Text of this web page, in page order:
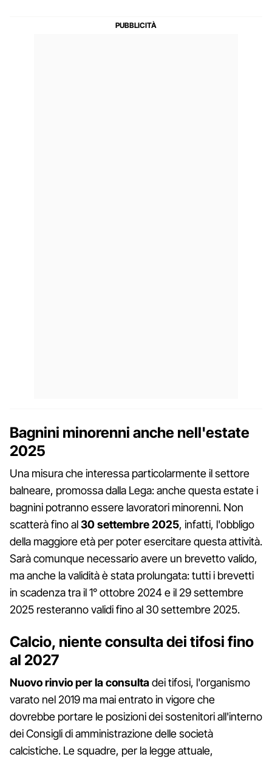
Bagnini minorenni anche nell'estate
2025
Una misura che interessa particolarmente il settore
balneare, promossa dalla Lega: anche questa estate i
bagnini potranno essere lavoratori minorenni. Non
scatterà fino al30 settembre 2025, infatti, l'obbligo
della maggiore età per poter esercitare questa attività.
Sarà comunque necessario avere un brevetto valido,
ma anche la validità è stata prolungata: tutti i brevetti
in scadenza tra il 1° ottobre 2024 e il 29 settembre
2025 resteranno validi fino al 30 settembre 2025.
Calcio, niente consulta dei tifosi fino
al 2027
Nuovo rinvio per la consultadei tifosi, l'organismo
varato nel 2019 ma mai entrato in vigore che
dovrebbe portare le posizioni dei sostenitori all'interno
dei Consigli di amministrazione delle società
calcistiche. Le squadre, per la legge attuale,